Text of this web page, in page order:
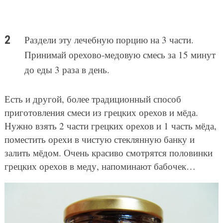
Раздели эту лечебную порцию на 3 части.
Принимай орехово-медовую смесь за 15 минут
до еды 3 раза в день.
Есть и другой, более традиционный способ
приготовления смеси из грецких орехов и мёда.
Нужно взять 2 части грецких орехов и 1 часть мёда,
поместить орехи в чистую стеклянную банку и
залить мёдом. Очень красиво смотрятся половинки
грецких орехов в меду, напоминают бабочек…